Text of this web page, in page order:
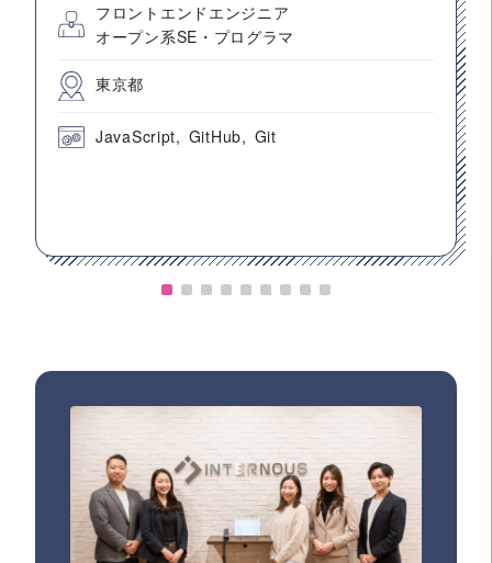
フロントエンドエンジニア
オープン系SE・プログラマ
東京都
JavaScript GitHub Git